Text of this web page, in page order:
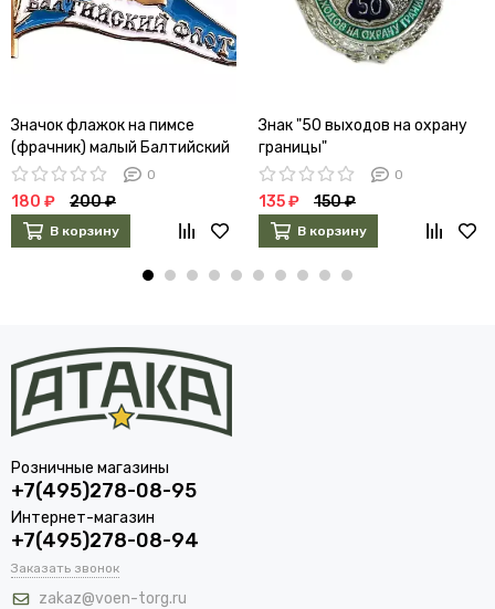
Значок флажок на пимсе
(фрачник) малый Балтийский
флот
0
180 ₽ 200 ₽
В корзину
Знак "50 выходов на охрану
границы"
0
135 ₽ 150 ₽
В корзину
Розничные магазины
+7(495)278-08-95
Интернет-магазин
+7(495)278-08-94
Заказать звонок
zakaz@voen-torg.ru